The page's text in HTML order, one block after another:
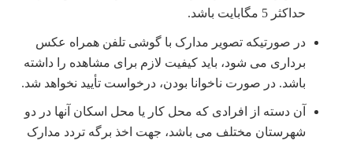
حداکثر 5 مگابایت باشد.
در صورتیکه تصویر مدارک با گوشی تلفن همراه عکس
برداری می شود، باید کیفیت لازم برای مشاهده را داشته
باشد. در صورت ناخوانا بودن، درخواست تأیید نخواهد شد.
آن دسته از افرادی که محل کار یا محل اسکان آنها در دو
شهرستان مختلف می باشد، جهت اخذ برگه تردد مدارک